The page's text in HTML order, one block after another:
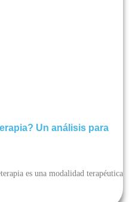
Un análisis para
es una modalidad terapéutica